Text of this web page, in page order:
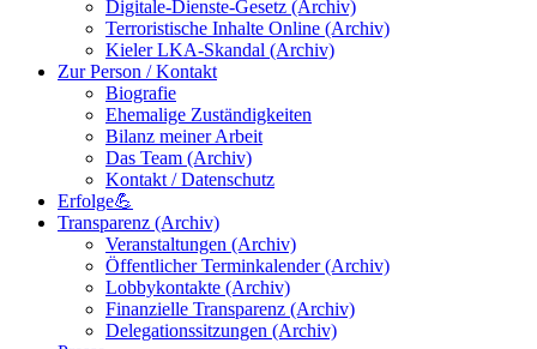
Digitale-Dienste-Gesetz (Archiv)
Terroristische Inhalte Online (Archiv)
Kieler LKA-Skandal (Archiv)
Zur Person / Kontakt
Biografie
Ehemalige Zuständigkeiten
Bilanz meiner Arbeit
Das Team (Archiv)
Kontakt / Datenschutz
Erfolge💪
Transparenz (Archiv)
Veranstaltungen (Archiv)
Öffentlicher Terminkalender (Archiv)
Lobbykontakte (Archiv)
Finanzielle Transparenz (Archiv)
Delegationssitzungen (Archiv)